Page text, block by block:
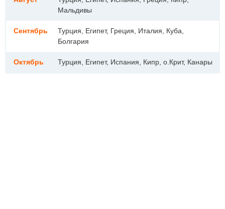
Мальдивы
Сентябрь
Турция, Египет, Греция, Италия, Куба,
Болгария
Октябрь Турция, Египет, Испания, Кипр, о.Крит, Канары